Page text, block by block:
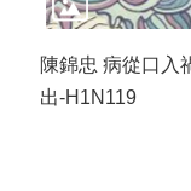
陳錦忠 病從口入
出-H1N119